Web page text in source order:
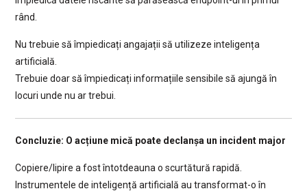
rând.
Nu trebuie să împiedicați angajații să utilizeze inteligența
artificială.
Trebuie doar să împiedicați informațiile sensibile să ajungă în
locuri unde nu ar trebui.
Concluzie: O acțiune mică poate declanșa un incident major
Copiere/lipire a fost întotdeauna o scurtătură rapidă.
Instrumentele de inteligență artificială au transformat-o în